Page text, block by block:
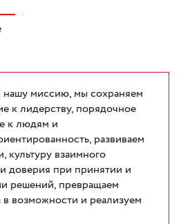
миссию, мы сохраняем
к лидерству, порядочное
к людям и
развиваем
культуру взаимного
доверия при принятии и
решений, превращаем
возможности и реализуем